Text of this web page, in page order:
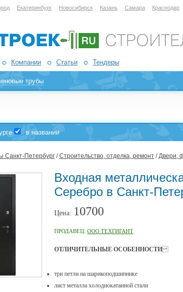
Екатеринбург Новосибирск Казань Самара Краснодар
Компании Статьи Тендеры
трубы
в названии
Санкт-Петербург /Строительство, отделка, ремонт /Двери,
Входная
Серебро в Санкт-
Цена: 10700
ПРОДАВЕЦ: ООО ТЕХГИГАНТ
ОТЛИЧИТЕЛЬНЫЕ ОСОБЕННОСТИ
три петли на шарикоподшипнике
лист металла холоднокатанной стали